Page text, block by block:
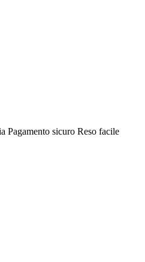
Pagamento sicuro Reso facile